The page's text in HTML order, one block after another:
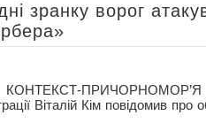
зранку ворог
ПРИЧОРНОМОР’Я
Віталій Кім повідомив про